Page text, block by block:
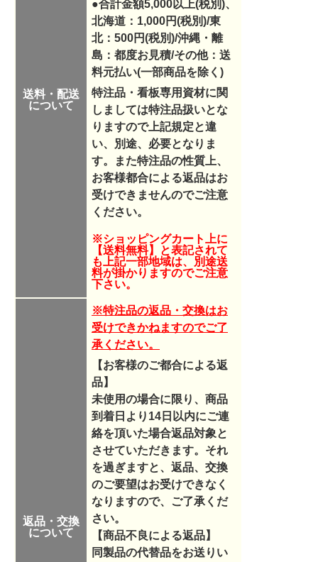
送料・配送
について
●合計金額5,000以上(税別)、
北海道：1,000円(税別)/東
北：500円(税別)/沖縄・離
島：都度お見積/その他：送
料元払い(一部商品を除く)
特注品・看板専用資材に関
しましては特注品扱いとな
りますので上記規定と違
い、別途、必要となりま
す。また特注品の性質上、
お客様都合による返品はお
受けできませんのでご注意
ください。
※ショッピングカート上に
【送料無料】と表記されて
も上記一部地域は、別途送
料が掛かりますのでご注意
下さい。
返品・交換
について
※特注品の返品・交換はお
受けできかねますのでご了
承ください。
【お客様のご都合による返
品】
未使用の場合に限り、商品
到着日より14日以内にご連
絡を頂いた場合返品対象と
させていただきます。それ
を過ぎますと、返品、交換
のご要望はお受けできなく
なりますので、ご了承くだ
さい。
【商品不良による返品】
同製品の代替品をお送りい